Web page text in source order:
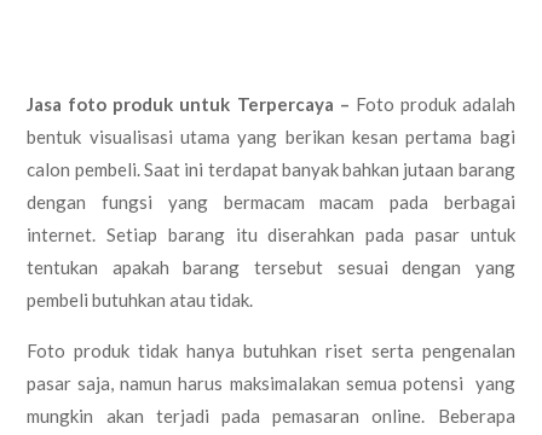
Jasa foto produk untuk Terpercaya – Foto produk adalah
bentuk visualisasi utama yang berikan kesan pertama bagi
calon pembeli. Saat ini terdapat banyak bahkan jutaan barang
dengan fungsi yang bermacam macam pada berbagai
internet. Setiap barang itu diserahkan pada pasar untuk
tentukan apakah barang tersebut sesuai dengan yang
pembeli butuhkan atau tidak.
Foto produk tidak hanya butuhkan riset serta pengenalan
pasar saja, namun harus maksimalakan semua potensi yang
mungkin akan terjadi pada pemasaran online. Beberapa